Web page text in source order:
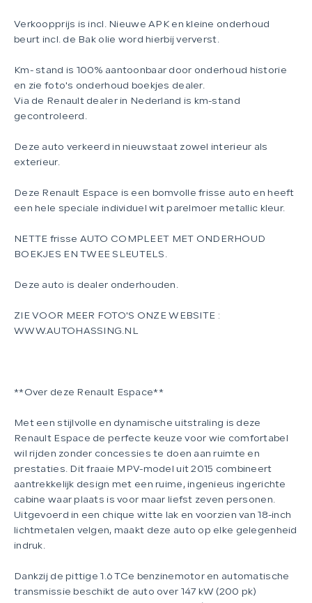
Verkoopprijs is incl. Nieuwe APK en kleine onderhoud
beurt incl. de Bak olie word hierbij ververst.
Km- stand is 100% aantoonbaar door onderhoud historie
en zie foto's onderhoud boekjes dealer.
Via de Renault dealer in Nederland is km-stand
gecontroleerd.
Deze auto verkeerd in nieuwstaat zowel interieur als
exterieur.
Deze Renault Espace is een bomvolle frisse auto en heeft
een hele speciale individuel wit parelmoer metallic kleur.
NETTE frisse AUTO COMPLEET MET ONDERHOUD
BOEKJES EN TWEE SLEUTELS.
Deze auto is dealer onderhouden.
ZIE VOOR MEER FOTO'S ONZE WEBSITE :
WWW.AUTOHASSING.NL
**Over deze Renault Espace**
Met een stijlvolle en dynamische uitstraling is deze
Renault Espace de perfecte keuze voor wie comfortabel
wil rijden zonder concessies te doen aan ruimte en
prestaties. Dit fraaie MPV-model uit 2015 combineert
aantrekkelijk design met een ruime, ingenieus ingerichte
cabine waar plaats is voor maar liefst zeven personen.
Uitgevoerd in een chique witte lak en voorzien van 18-inch
lichtmetalen velgen, maakt deze auto op elke gelegenheid
indruk.
Dankzij de pittige 1.6 TCe benzinemotor en automatische
transmissie beschikt de auto over 147 kW (200 pk)